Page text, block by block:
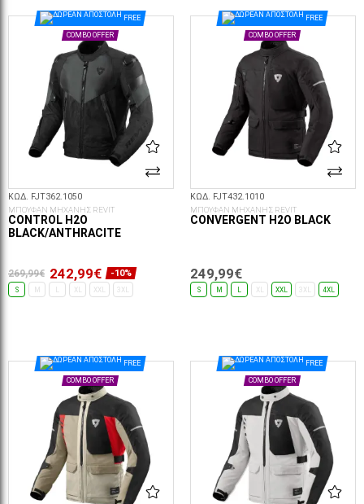
FREE
COMBO OFFER
ΚΩΔ. FJT362.1050
ΜΠΟΥΦΑΝ ΜΗΧΑΝΗΣ REVIT
CONTROL H2O
BLACK/ANTHRACITE
269,99€ 242,99€ -10%
S XL XXL 3XL
FREE
COMBO OFFER
ΚΩΔ. FJT432.1010
ΜΠΟΥΦΑΝ ΜΗΧΑΝΗΣ REVIT
CONVERGENT H2O BLACK
249,99€
S M XL XXL 3XL 4XL
FREE
COMBO OFFER
FREE
COMBO OFFER